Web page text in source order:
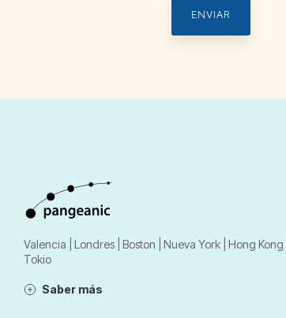
Valencia | Londres | Boston | Nueva York | Hong Kong |
Tokio
Saber más